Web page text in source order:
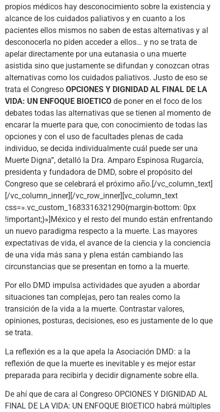
propios médicos hay desconocimiento sobre la existencia y
alcance de los cuidados paliativos y en cuanto a los
pacientes ellos mismos no saben de estas alternativas y al
desconocerla no piden acceder a ellos… y no se trata de
apelar directamente por una eutanasia o una muerte
asistida sino que justamente se difundan y conozcan otras
alternativas como los cuidados paliativos. Justo de eso se
trata el Congreso OPCIONES Y DIGNIDAD AL FINAL DE LA
VIDA: UN ENFOQUE BIOETICO de poner en el foco de los
debates todas las alternativas que se tienen al momento de
encarar la muerte para que, con conocimiento de todas las
opciones y con el uso de facultades plenas de cada
individuo, se decida individualmente cuál puede ser una
Muerte Digna”, detalló la Dra. Amparo Espinosa Rugarcía,
presidenta y fundadora de DMD, sobre el propósito del
Congreso que se celebrará el próximo año.[/vc_column_text]
[/vc_column_inner][/vc_row_inner][vc_column_text
css=».vc_custom_1683316321290{margin-bottom: 0px
!important;}»]México y el resto del mundo están enfrentando
un nuevo paradigma respecto a la muerte. Las mayores
expectativas de vida, el avance de la ciencia y la conciencia
de una vida más sana y plena están cambiando las
circunstancias que se presentan en torno a la muerte.
Por ello DMD impulsa actividades que ayuden a abordar
situaciones tan complejas, pero tan reales como la
transición de la vida a la muerte. Contrastar valores,
opiniones, posturas, decisiones, eso es justamente de lo que
se trata.
La reflexión es a la que apela la Asociación DMD: a la
reflexión de que la muerte es inevitable y es mejor estar
preparada para recibirla y decidir dignamente sobre ella.
De ahí que de cara al Congreso OPCIONES Y DIGNIDAD AL
FINAL DE LA VIDA: UN ENFOQUE BIOETICO habrá múltiples